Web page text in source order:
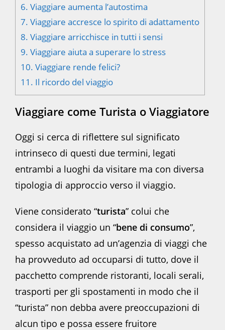
6. Viaggiare aumenta l’autostima
7. Viaggiare accresce lo spirito di adattamento
8. Viaggiare arricchisce in tutti i sensi
9. Viaggiare aiuta a superare lo stress
10. Viaggiare rende felici?
11. Il ricordo del viaggio
Viaggiare come Turista o Viaggiatore
Oggi si cerca di riflettere sul significato
intrinseco di questi due termini, legati
entrambi a luoghi da visitare ma con diversa
tipologia di approccio verso il viaggio.
Viene considerato “turista” colui che
considera il viaggio un “bene di consumo”,
spesso acquistato ad un’agenzia di viaggi che
ha provveduto ad occuparsi di tutto, dove il
pacchetto comprende ristoranti, locali serali,
trasporti per gli spostamenti in modo che il
“turista” non debba avere preoccupazioni di
alcun tipo e possa essere fruitore